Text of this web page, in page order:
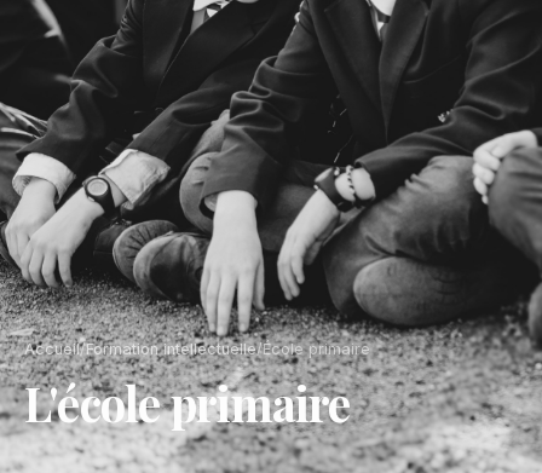
Accueil/Formation intellectuelle/École primaire
L'école primaire